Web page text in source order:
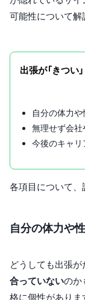
可能性について解
出張が「きつい
自分の体力
無理せず会
今後のキャ
各項目について、
自分の体力や
どうしても出張が
合っていないのか
格に個性があり